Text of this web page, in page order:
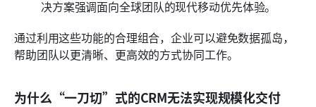
决方案强调面向全球团队的现代移动优先体验。
通过利用这些功能的合理组合，企业可以避免数据孤岛，
帮助团队以更清晰、更高效的方式协同工作。
为什么“一刀切”式的CRM无法实现规模化交付